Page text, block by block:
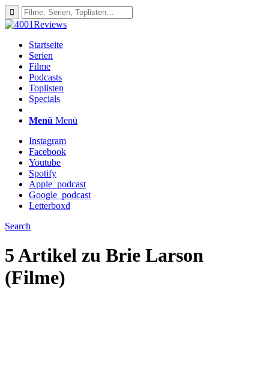
Startseite
Serien
Filme
Podcasts
Toplisten
Specials
Menü Menü
Instagram
Facebook
Youtube
Spotify
Apple_podcast
Google_podcast
Letterboxd
Search
5 Artikel zu Brie Larson
(Filme)